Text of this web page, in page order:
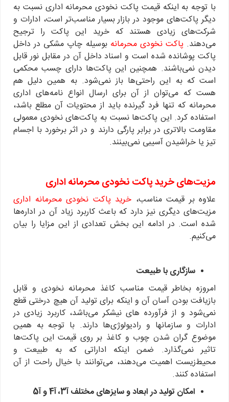
با توجه به اینکه قیمت پاکت نخودی محرمانه اداری نسبت به
دیگر پاکت‌های موجود در بازار بسیار مناسب‌تر است، ادارات و
شرکت‌های زیادی هستند که خرید این پاکت را ترجیح
می‌دهند.پاکت نخودی محرمانه بوسیله چاپ مشکی در داخل
پاکت پوشانده شده است و اسناد داخل آن در مقابل نور قابل
دیدن نمی‌باشند. همچنین این پاکت‌ها دارای چسب محکمی
است که به این راحتی‌ها باز نمی‌شود. به همین دلیل هم
هست که می‌توان از آن برای ارسال انواع نامه‌های اداری
محرمانه که تنها فرد گیرنده باید از محتویات آن مطلع باشد،
استفاده کرد. این پاکت‌ها نسبت به پاکت‌های نخودی معمولی
مقاومت بالاتری در برابر پارگی دارند و در اثر برخورد با اجسام
تیز یا خراشیدن آسیبی نمی‌بینند.
مزیت‌های خرید پاکت نخودی محرمانه اداری
علاوه بر قیمت مناسب، خرید پاکت نخودی محرمانه اداری
مزیت‌های دیگری نیز دارد که باعث کاربرد زیاد آن در اداره‌ها
شده است. در ادامه این بخش تعدادی از این مزایا را بیان
می‌کنیم.
سازگاری با طبیعت
امروزه بخاطر قیمت مناسب کاغذ محرمانه نخودی و قابل
بازیافت بودن آسان آن و اینکه برای تولید آن هیچ درختی قطع
نمی‌شود و از فرآورده های نیشکر می‌باشد، کاربرد زیادی در
ادارات و سازمانها و رادیولوژی‌ها دارند. با توجه به همین
موضوع گران شدن چوب و کاغذ بر روی قیمت این پاکت‌ها
تاثیر نمی‌گذارد. ضمن اینکه اداراتی که به طبیعت و
محیط‌زیست اهمیت می‌دهند، می‌توانند با خیال راحت از آن
استفاده کنند.
امکان تولید در ابعاد و سایزهای مختلف آ3، آ4 و آ5